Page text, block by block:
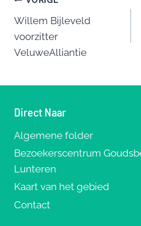
b
o
o
k
Bericht
navigatie
Willem Bijleveld
voorzitter
VeluweAlliantie
Direct Naar
Algemene folder
Bezoekerscentrum
Lunteren
Kaart van het gebied
Contact